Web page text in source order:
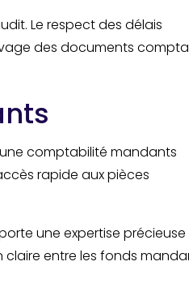
Le respect des délais
des documents
comptabilité mandants
rapide aux pièces
une expertise
entre les fonds